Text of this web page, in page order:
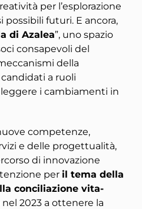
per l’esplorazione
possibili futuri. E ancora,
di Azalea”, uno spazio
consapevoli del
della
a ruoli
i cambiamenti in
competenze,
e delle progettualità,
di innovazione
per il tema della
conciliazione vita-
2023 a ottenere la